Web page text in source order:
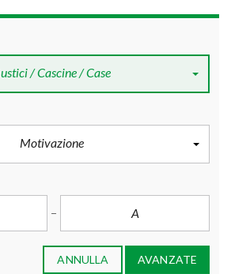
/ Cascine / Case
Motivazione
ANNULLA AVANZATE